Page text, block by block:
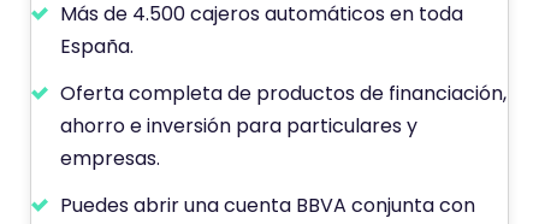
Más de 4.500 cajeros automáticos en toda
España.
Oferta completa de productos de financiación,
ahorro e inversión para particulares y
empresas.
Puedes abrir una cuenta BBVA conjunta con